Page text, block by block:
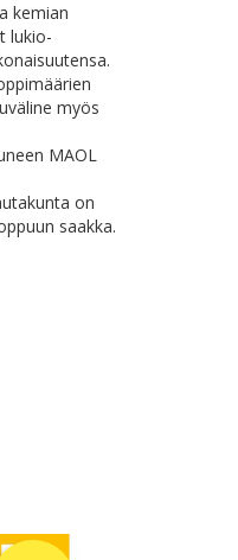
kemian
lukio-
myös
MAOL
on
saakka.